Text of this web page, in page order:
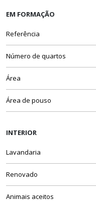
EM FORMAÇÃO
Referência
Número de quartos
Área
Área de pouso
INTERIOR
Lavandaria
Renovado
Animais aceitos